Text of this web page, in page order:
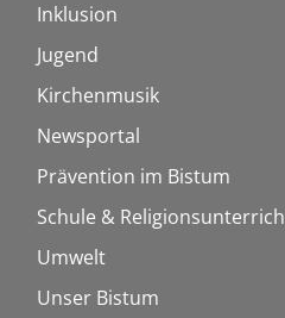
Inklusion
Jugend
Kirchenmusik
Newsportal
Prävention im Bistum
Schule &
Umwelt
Unser Bistum